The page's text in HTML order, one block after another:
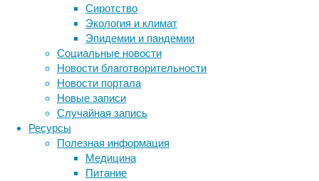
Сиротство
Экология и климат
Эпидемии и пандемии
Социальные новости
Новости благотворительности
Новости портала
Новые записи
Случайная запись
Ресурсы
Полезная информация
Медицина
Питание
защиты
электросети
частных
домов.
Дачи
в
садовых
товариществах,
удаленные
загородные
имения